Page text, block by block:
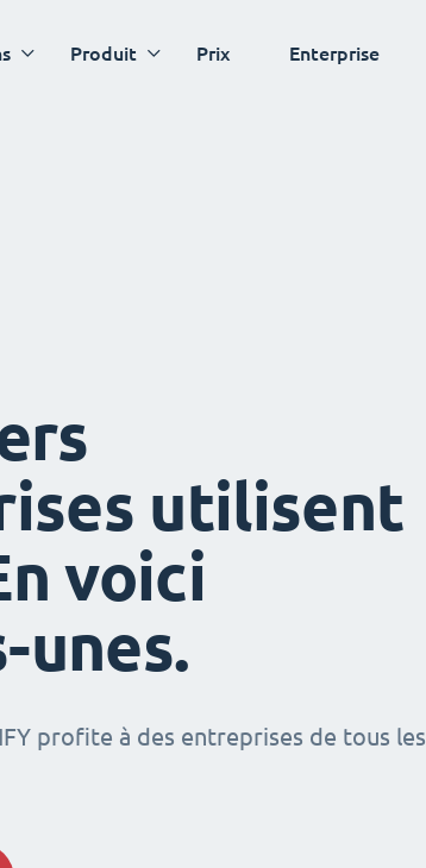
Produit Prix Enterprise
utilisent
voici
unes.
profite à des entreprises de tous les